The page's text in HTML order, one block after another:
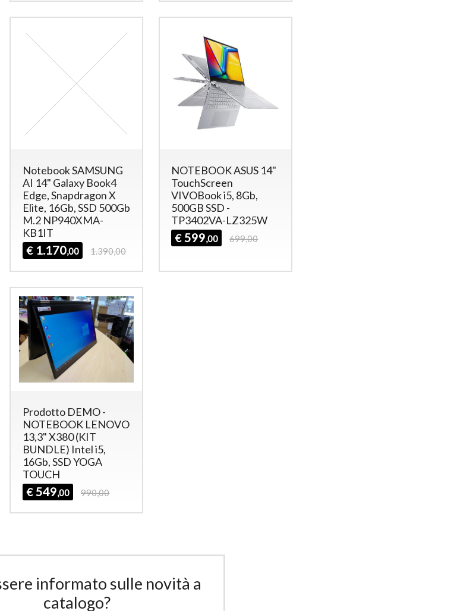
Notebook SAMSUNG
AI 14" Galaxy Book4
Edge, Snapdragon X
Elite, 16Gb, SSD 500Gb
M.2 NP940XMA-
KB1IT
€ 1.170,00 1.390,00
NOTEBOOK ASUS 14"
TouchScreen
VIVOBook i5, 8Gb,
500GB SSD -
TP3402VA-LZ325W
€ 599,00 699,00
Prodotto DEMO -
NOTEBOOK LENOVO
13,3" X380 (KIT
BUNDLE) Intel i5,
16Gb, SSD YOGA
TOUCH
€ 549,00 990,00
informato sulle novità a
catalogo?